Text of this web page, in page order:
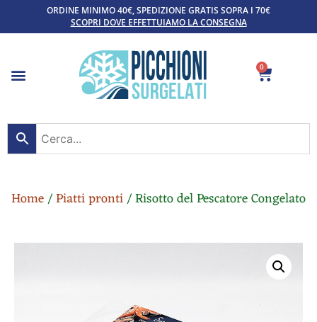
ORDINE MINIMO 40€, SPEDIZIONE GRATIS SOPRA I 70€
SCOPRI DOVE EFFETTUIAMO LA CONSEGNA
0
Home/Piatti pronti/ Risotto del Pescatore Congelato